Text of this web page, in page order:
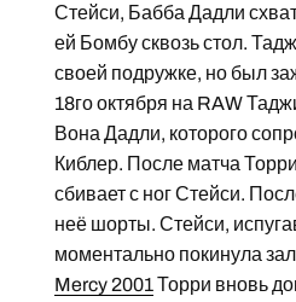
Стейси, Бабба Дадли
ей Бомбу сквозь стол.
своей подружке, но был
18го октября на RAW
Вона Дадли, которого
Киблер. После матча
сбивает с ног Стейси.
неё шорты. Стейси,
моментально покинула
Mercy 2001Торри вновь